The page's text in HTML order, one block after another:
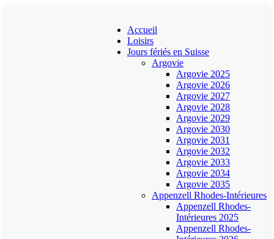
Accueil
Loisirs
Jours fériés en Suisse
Argovie
Argovie 2025
Argovie 2026
Argovie 2027
Argovie 2028
Argovie 2029
Argovie 2030
Argovie 2031
Argovie 2032
Argovie 2033
Argovie 2034
Argovie 2035
Appenzell Rhodes-Intérieures
Appenzell Rhodes-
Intérieures 2025
Appenzell Rhodes-